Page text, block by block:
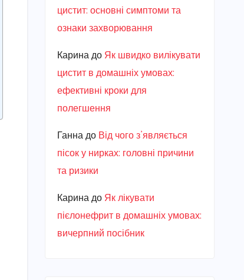
цистит: основні симптоми та
ознаки захворювання
Каринадо Як швидко вилікувати
цистит в домашніх умовах:
ефективні кроки для
полегшення
Ганнадо Від чого з’являється
пісок у нирках: головні причини
та ризики
Каринадо Як лікувати
пієлонефрит в домашніх умовах:
вичерпний посібник